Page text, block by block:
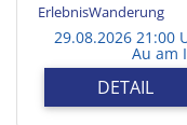
ErlebnisWanderung
29.08.2026 21:00
Au am
DETAIL